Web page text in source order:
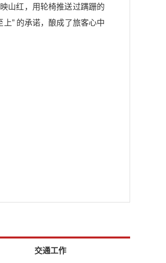
山红，用轮椅推送过蹒跚的
” 的承诺，酿成了旅客心中
交通工作